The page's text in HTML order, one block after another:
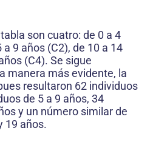
son cuatro: de 0 a 4
9 años (C2), de 10 a 14
(C4). Se sigue
manera más evidente, la
resultaron 62 individuos
de 5 a 9 años, 34
y un número similar de
19 años.